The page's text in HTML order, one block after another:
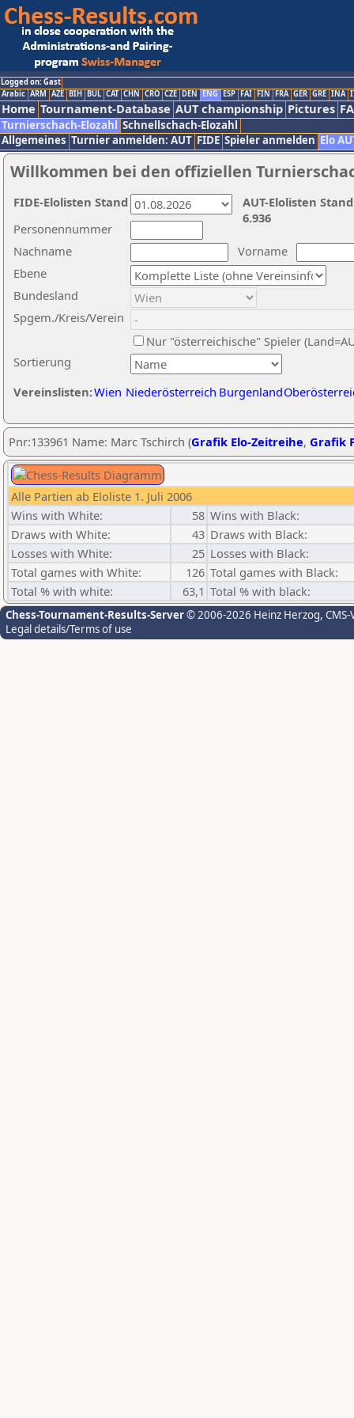
Logged on: Gast
Arabic ARM AZE BIH BUL CAT CHN CRO CZE DEN ENG ESP FAI FIN FRA GER GRE INA
Home Tournament-Database AUT championship Pictures
Turnierschach-Elozahl Schnellschach-Elozahl
Allgemeines Turnier anmelden: AUT FIDE Spieler anmelden Elo
Willkommen bei den offiziellen
Nachname
Vorname
Ebene
Sortierung
Personennummer
Bundesland
Spgem./Kreis/Verein
Nur "österreichische" Spieler
Vereinslisten:Wien Niederösterreich Burgenland
AUT-Elolisten
6.936
FIDE-Elolisten Stand
Pnr:133961 Name: Marc Tschirch (Grafik Elo-Zeitreihe, Grafik
Alle Partien ab Eloliste 1. Juli 2006
Wins with White:
58 Wins with Black:
Draws with White:
43 Draws with Black:
Losses with White:
25 Losses with Black:
Total games with White:
126 Total games with Black:
Total % with white:
63,1 Total % with black:
Chess-Tournament-Results-Server© 2006-2026 Heinz Herzog,
Legal details/Terms of use